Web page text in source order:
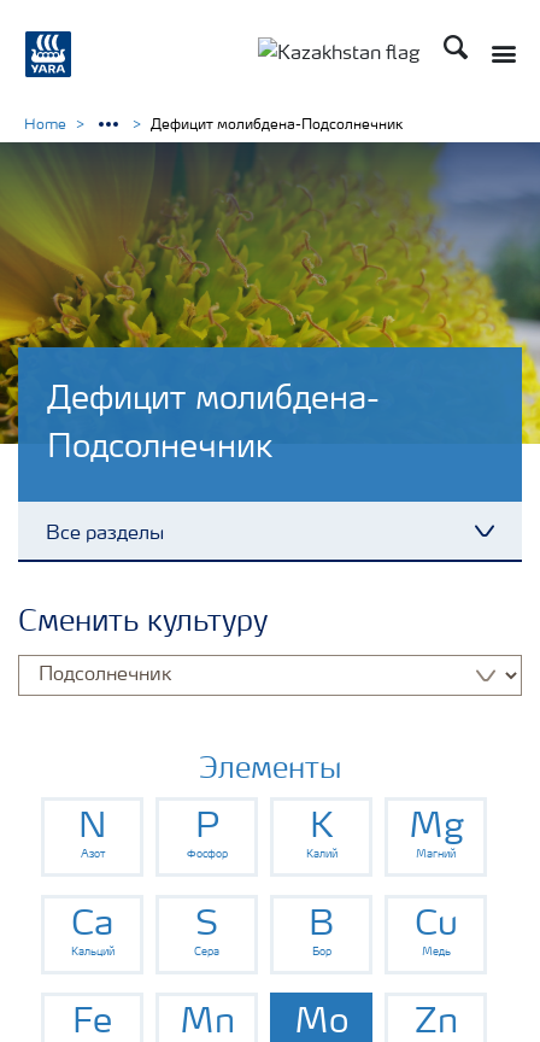
Поиск
Дефицит молибдена-
Подсолнечник
Все разделы
Культуры
Инструменты и сервисы
Хранение удобрений и их безопасность
Home Дефицит молибдена-Подсолнечник
Сменить культуру
Элементы
N
Азот
P
Фосфор
K
Калий
Mg
Магний
Ca
Кальций
S
Сера
B
Бор
Cu
Медь
Fe Mn Mo Zn